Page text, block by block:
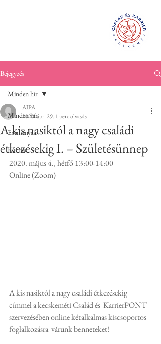
Bejegyzés
Minden hír
Események
Karrier
Minden hír
A kis nasiktól a nagy családi
étkezésekig I. – Születésünnep
AIPA
2020. ápr. 29. 1 perc olvasás
2020. május 4., hétfő 13:00-14:00
Online (Zoom)
A kis nasiktól a nagy családi étkezésekig
címmel a kecskeméti Család és  KarrierPONT
szervezésében online kétalkalmas kiscsoportos
foglalkozásra  várunk benneteket!